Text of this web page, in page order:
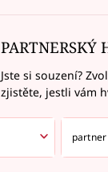
PARTNERSKÝ
Jste si souzení?
zjistěte, jestli vám